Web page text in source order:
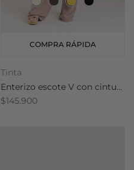
COMPRA RÁPIDA
Tinta
Enterizo escote V con cinturón
$145.900